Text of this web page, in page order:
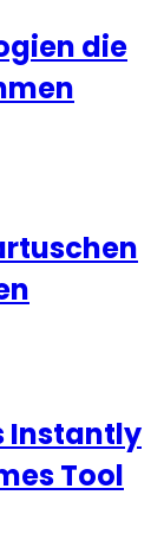
die
Instantly
Tool